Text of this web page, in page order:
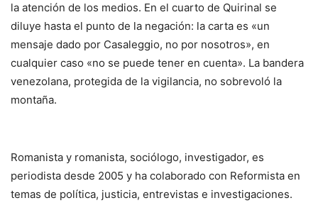
la atención de los medios. En el cuarto de Quirinal se
diluye hasta el punto de la negación: la carta es «un
mensaje dado por Casaleggio, no por nosotros», en
cualquier caso «no se puede tener en cuenta». La bandera
venezolana, protegida de la vigilancia, no sobrevoló la
montaña.
Romanista y romanista, sociólogo, investigador, es
periodista desde 2005 y ha colaborado con Reformista en
temas de política, justicia, entrevistas e investigaciones.